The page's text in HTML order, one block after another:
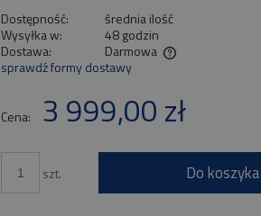
Dostępność:
średnia ilość
Wysyłka w:
48 godzin
Dostawa:
Darmowa
sprawdź formy dostawy
Cena: 3 999,00 zł
szt. Do koszyka